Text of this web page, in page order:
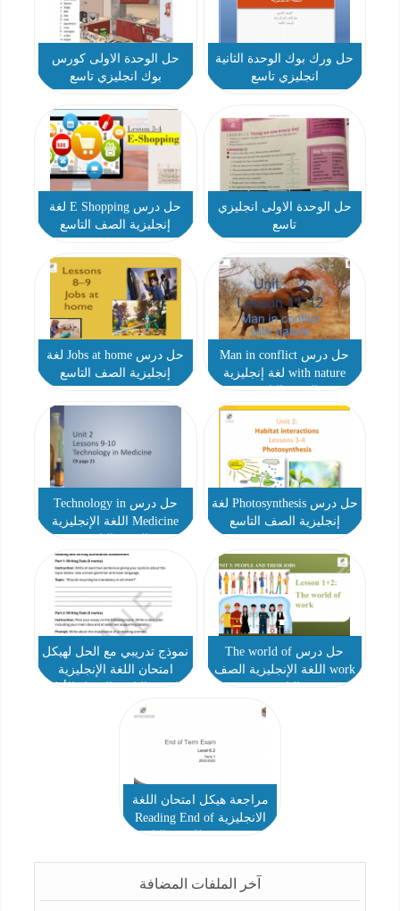
حل ورك بوك الوحدة الثانية
انجليزي تاسع
حل الوحدة الاولى كورس
بوك انجليزي تاسع
حل الوحدة الاولى انجليزي
تاسع
حل درس E Shopping لغة
إنجليزية الصف التاسع
حل درس Man in conflict
with nature لغة إنجليزية
حل درس Jobs at home لغة
إنجليزية الصف التاسع
حل درس Photosynthesis لغة
إنجليزية الصف التاسع
حل درس Technology in
Medicine اللغة الإنجليزية
حل درس The world of
work اللغة الإنجليزية الصف
نموذج تدريبي مع الحل لهيكل
امتحان اللغة الإنجليزية
2024-2025
مراجعة هيكل امتحان اللغة
الانجليزية Reading End of
آخر الملفات المضافة